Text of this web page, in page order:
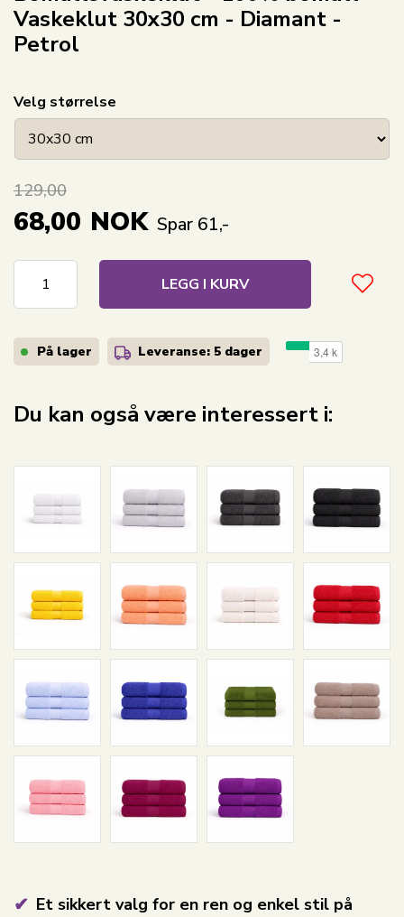
Vaskeklut 30x30 cm - Diamant -
Petrol
Et sikkert valg for en ren og enkel stil på
Velg størrelse
129,00
68,00 NOK Spar 61,-
LEGG I KURV
På lager Leveranse: 5 dager
Du kan også være interessert i: